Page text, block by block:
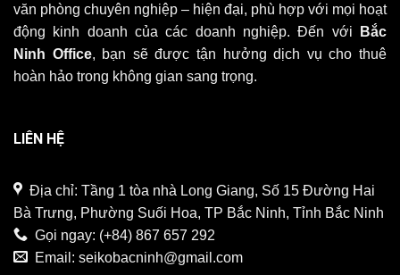
văn phòng chuyên nghiệp – hiện đại, phù hợp với mọi hoạt
động kinh doanh của các doanh nghiệp. Đến với
Bắc
Ninh Office, bạn sẽ được tận hưởng dịch vụ cho thuê
hoàn hảo trong không gian sang trọng.
LIÊN HỆ
Địa chỉ: Tầng 1 tòa nhà Long Giang, Số 15 Đường Hai
Bà Trưng, Phường Suối Hoa, TP Bắc Ninh, Tỉnh Bắc Ninh
Gọi ngay: (+84) 867 657 292
Email: seikobacninh@gmail.com